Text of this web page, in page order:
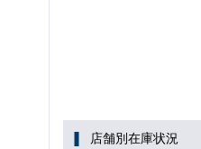
店舗別在庫状況